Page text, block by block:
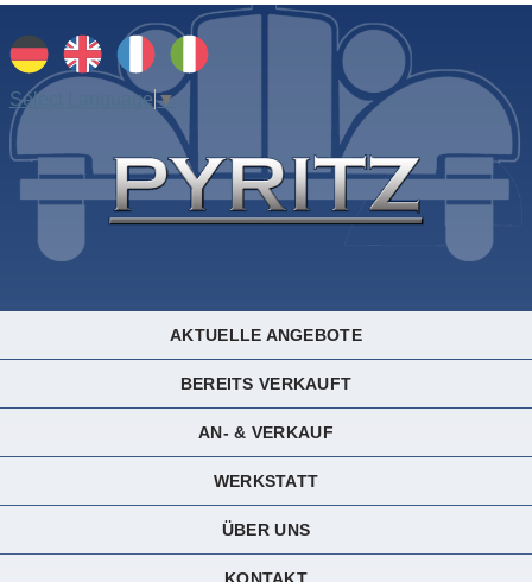
Select Language▼
AKTUELLE ANGEBOTE
BEREITS VERKAUFT
AN- & VERKAUF
WERKSTATT
ÜBER UNS
KONTAKT